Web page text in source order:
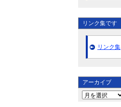
リンク集です
リンク集
アーカイブ